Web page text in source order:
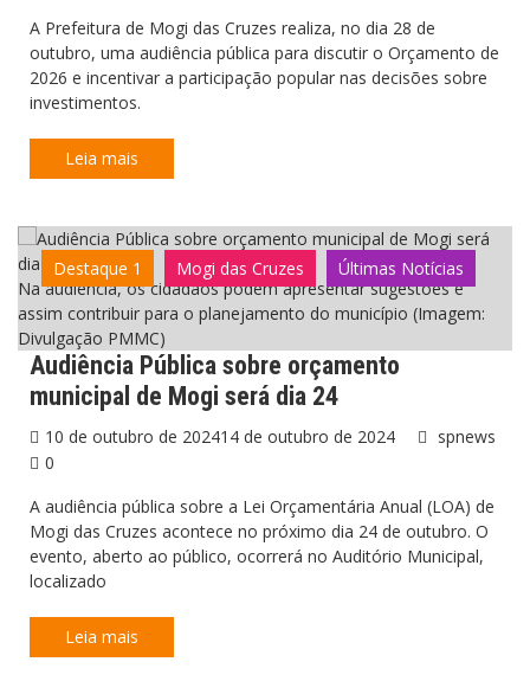
A Prefeitura de Mogi das Cruzes realiza, no dia 28 de
outubro, uma audiência pública para discutir o Orçamento de
2026 e incentivar a participação popular nas decisões sobre
investimentos.
Leia mais
Na audiência, os cidadãos podem apresentar sugestões e
assim contribuir para o planejamento do município (Imagem:
Divulgação PMMC)
Destaque 1 Mogi das Cruzes Últimas Notícias
Audiência Pública sobre orçamento
municipal de Mogi será dia 24
10 de outubro de 202414 de outubro de 2024
spnews
0
A audiência pública sobre a Lei Orçamentária Anual (LOA) de
Mogi das Cruzes acontece no próximo dia 24 de outubro. O
evento, aberto ao público, ocorrerá no Auditório Municipal,
localizado
Leia mais